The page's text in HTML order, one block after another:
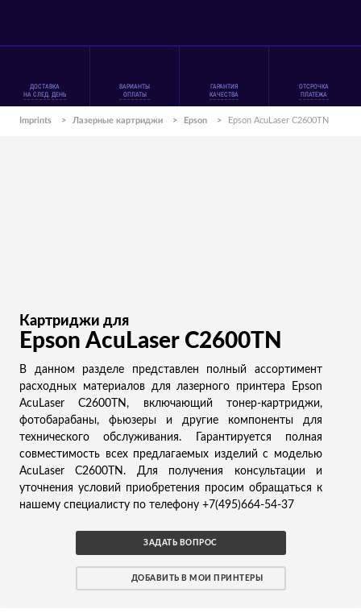
ДОСТАВКА
НА СЛЕД. ДЕНЬ
ВАРИАНТЫ
ОПЛАТЫ
ГАРАНТИЯ
КАЧЕСТВА
ОТСРОЧКА
ПЛАТЕЖА
Imprints > Лазерные картриджи > Epson > Epson AcuLaser C2600TN
Картриджи для
Epson AcuLaser C2600TN
В данном разделе представлен полный ассортимент
расходных материалов для лазерного принтера Epson
AcuLaser C2600TN, включающий тонер-картриджи,
фотобарабаны, фьюзеры и другие компоненты для
технического обслуживания. Гарантируется полная
совместимость всех предлагаемых изделий с моделью
AcuLaser C2600TN. Для получения консультации и
уточнения условий приобретения просим обращаться к
нашему специалисту по телефону +7(495)664-54-37
ЗАДАТЬ ВОПРОС
ДОБАВИТЬ В МОИ ПРИНТЕРЫ